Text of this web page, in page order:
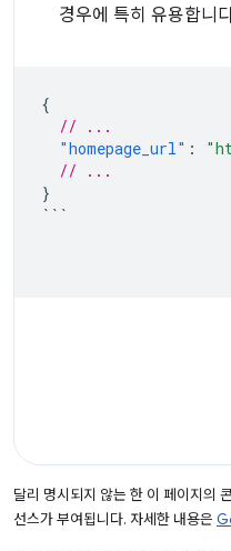
경우에 특히 유용합니
{
// ...
"homepage_url" :
// ...
}
```
달리 명시되지 않는 한 이 페이지의
선스가 부여됩니다. 자세한 내용은